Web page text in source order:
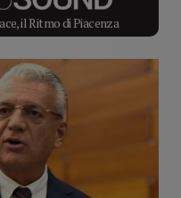
il Ritmo di Piacenza